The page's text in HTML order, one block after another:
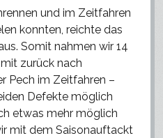
und im Zeitfahren
konnten, reichte das
Somit nahmen wir 14
zurück nach
Pech im Zeitfahren –
Defekte möglich
etwas mehr möglich
mit dem Saisonauftackt